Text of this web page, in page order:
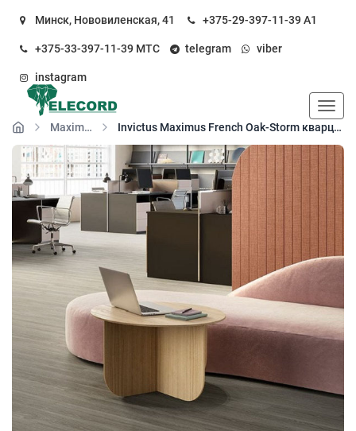
Минск, Нововиленская, 41 +375-29-397-11-39А1
+375-33-397-11-39 МТС telegram viber
instagram
Maximus замок
Invictus Maximus French Oak-Storm кварц-виниловый пол замковый